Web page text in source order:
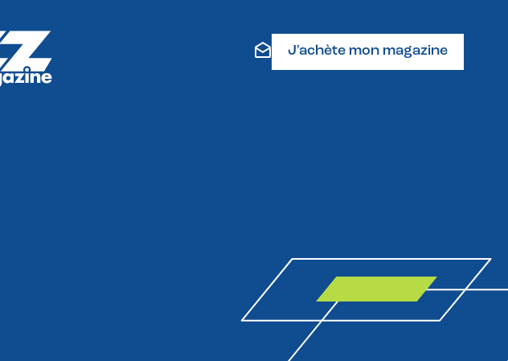
J'achète mon magazine